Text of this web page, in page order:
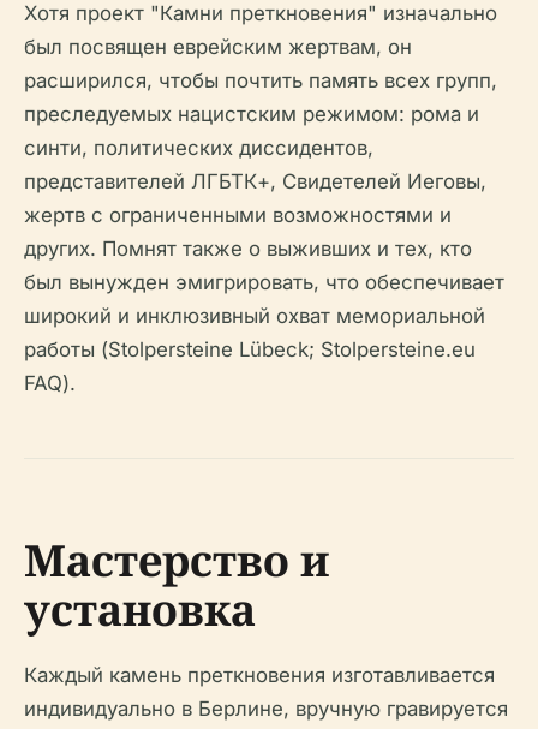
Хотя проект "Камни преткновения" изначально
был посвящен еврейским жертвам, он
расширился, чтобы почтить память всех групп,
преследуемых нацистским режимом: рома и
синти, политических диссидентов,
представителей ЛГБТК+, Свидетелей Иеговы,
жертв с ограниченными возможностями и
других. Помнят также о выживших и тех, кто
был вынужден эмигрировать, что обеспечивает
широкий и инклюзивный охват мемориальной
работы (Stolpersteine Lübeck; Stolpersteine.eu
FAQ).
Мастерство и
установка
Каждый камень преткновения изготавливается
индивидуально в Берлине, вручную гравируется